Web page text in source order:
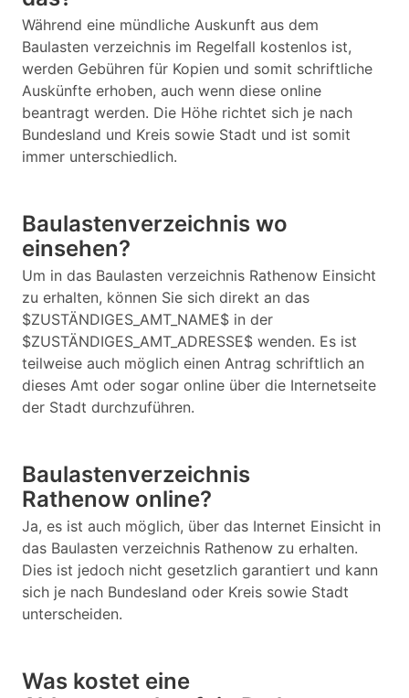
Während eine mündliche Auskunft aus dem
Baulasten verzeichnis im Regelfall kostenlos ist,
werden Gebühren für Kopien und somit schriftliche
Auskünfte erhoben, auch wenn diese online
beantragt werden. Die Höhe richtet sich je nach
Bundesland und Kreis sowie Stadt und ist somit
immer unterschiedlich.
Baulastenverzeichnis wo
einsehen?
Um in das Baulasten verzeichnis Rathenow Einsicht
zu erhalten, können Sie sich direkt an das
$ZUSTÄNDIGES_AMT_NAME$ in der
$ZUSTÄNDIGES_AMT_ADRESSE$ wenden. Es ist
teilweise auch möglich einen Antrag schriftlich an
dieses Amt oder sogar online über die Internetseite
der Stadt durchzuführen.
Baulastenverzeichnis
Rathenow online?
Ja, es ist auch möglich, über das Internet Einsicht in
das Baulasten verzeichnis Rathenow zu erhalten.
Dies ist jedoch nicht gesetzlich garantiert und kann
sich je nach Bundesland oder Kreis sowie Stadt
unterscheiden.
Was kostet eine